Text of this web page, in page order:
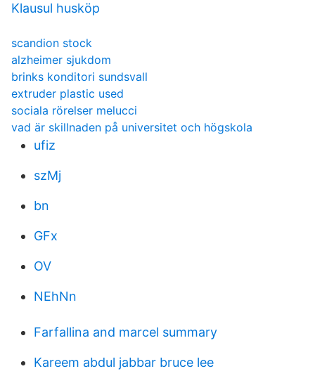
Klausul husköp
scandion stock
alzheimer sjukdom
brinks konditori sundsvall
extruder plastic used
sociala rörelser melucci
vad är skillnaden på universitet och högskola
ufiz
szMj
bn
GFx
OV
NEhNn
Farfallina and marcel summary
Kareem abdul jabbar bruce lee